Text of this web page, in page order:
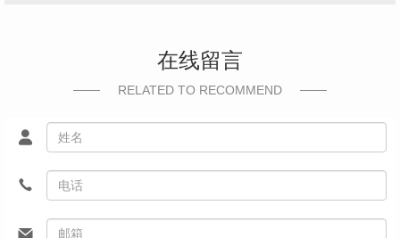
在线留言
RELATED TO RECOMMEND